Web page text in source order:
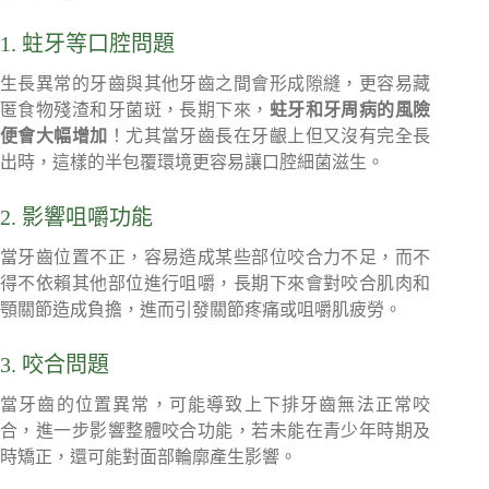
1. 蛀牙等口腔問題
生長異常的牙齒與其他牙齒之間會形成隙縫，更容易藏
匿食物殘渣和牙菌斑，長期下來， 蛀牙和牙周病的風險
便會大幅增加 ！尤其當牙齒長在牙齦上但又沒有完全長
出時，這樣的半包覆環境更容易讓口腔細菌滋生。
2. 影響咀嚼功能
當牙齒位置不正，容易造成某些部位咬合力不足，而不
得不依賴其他部位進行咀嚼，長期下來會對咬合肌肉和
顎關節造成負擔，進而引發關節疼痛或咀嚼肌疲勞。
3. 咬合問題
當牙齒的位置異常，可能導致上下排牙齒無法正常咬
合，進一步影響整體咬合功能，若未能在青少年時期及
時矯正，還可能對面部輪廓產生影響。